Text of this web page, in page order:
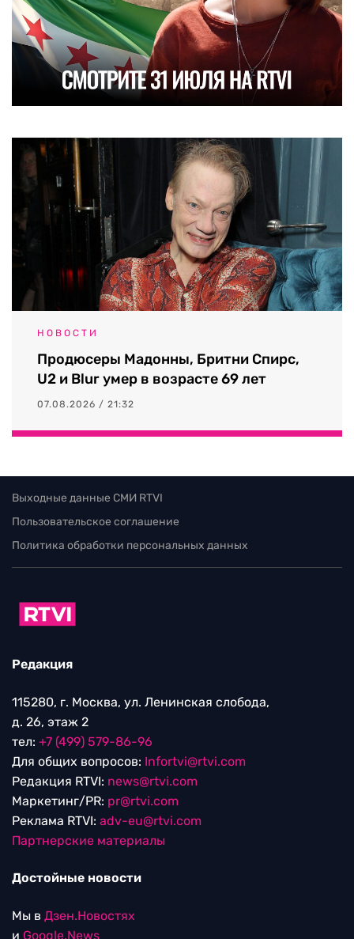
НОВОСТИ
Продюсеры Мадонны, Бритни Спирс,
U2 и Blur умер в возрасте 69 лет
07.08.2026 / 21:32
Выходные данные СМИ RTVI
Пользовательское соглашение
Политика обработки персональных данных
Редакция
115280, г. Москва, ул. Ленинская слобода,
д. 26, этаж 2
тел: +7 (499) 579-86-96
Для общих вопросов: Infortvi@rtvi.com
Редакция RTVI: news@rtvi.com
Маркетинг/PR: pr@rtvi.com
Реклама RTVI: adv-eu@rtvi.com
Партнерские материалы
Достойные новости
Мы в Дзен.Новостях
и Google.News